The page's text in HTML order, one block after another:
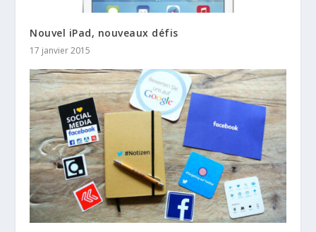
Nouvel iPad, nouveaux défis
17 janvier 2015